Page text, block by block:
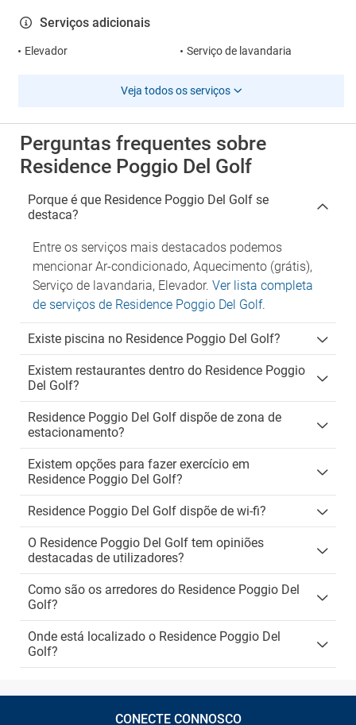
Serviços adicionais
Elevador Serviço de lavandaria
Veja todos os serviços
Perguntas frequentes sobre
Residence Poggio Del Golf
Porque é que Residence Poggio Del Golf se
destaca?
Entre os serviços mais destacados podemos
mencionar Ar-condicionado, Aquecimento (grátis),
Serviço de lavandaria, Elevador. Ver lista completa
de serviços de Residence Poggio Del Golf.
Existe piscina no Residence Poggio Del Golf?
Existem restaurantes dentro do Residence Poggio
Del Golf?
Residence Poggio Del Golf dispõe de zona de
estacionamento?
Existem opções para fazer exercício em
Residence Poggio Del Golf?
Residence Poggio Del Golf dispõe de wi-fi?
O Residence Poggio Del Golf tem opiniões
destacadas de utilizadores?
Como são os arredores do Residence Poggio Del
Golf?
Onde está localizado o Residence Poggio Del
Golf?
CONECTE CONNOSCO